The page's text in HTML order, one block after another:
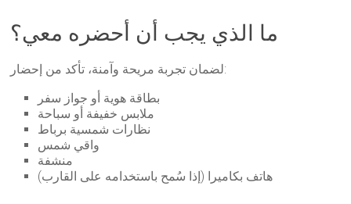
ما الذي يجب أن أحضره معي؟
لضمان تجربة مريحة وآمنة، تأكد من إحضار:
بطاقة هوية أو جواز سفر
ملابس خفيفة أو سباحة
نظارات شمسية برباط
واقي شمس
منشفة
هاتف بكاميرا (إذا سُمح باستخدامه على القارب)